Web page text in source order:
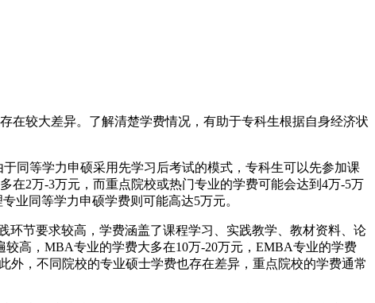
在较大差异。了解清楚学费情况，有助于专科生根据自身经济状
同等学力申硕采用先学习后考试的模式，专科生可以先参加课
2万-3万元，而重点院校或热门专业的学费可能会达到4万-5万
业同等学力申硕学费则可能高达5万元。
环节要求较高，学费涵盖了课程学习、实践教学、教材资料、论
高，MBA专业的学费大多在10万-20万元，EMBA专业的学费
外，不同院校的专业硕士学费也存在差异，重点院校的学费通常